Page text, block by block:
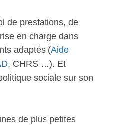
de prestations, de
en charge dans
adaptés (Aide
, CHRS …). Et
sociale sur son
de plus petites